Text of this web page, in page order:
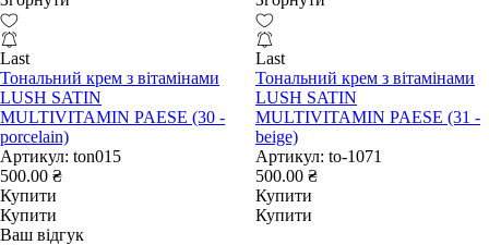
Last
Тональний крем з вітамінами
LUSH SATIN
MULTIVITAMIN PAESE (30 -
porcelain)
Артикул: ton015
500.00 ₴
Купити
Купити
Last
Тональний крем з вітамінами
LUSH SATIN
MULTIVITAMIN PAESE (31 -
beige)
Артикул: to-1071
500.00 ₴
Купити
Купити
Ваш відгук